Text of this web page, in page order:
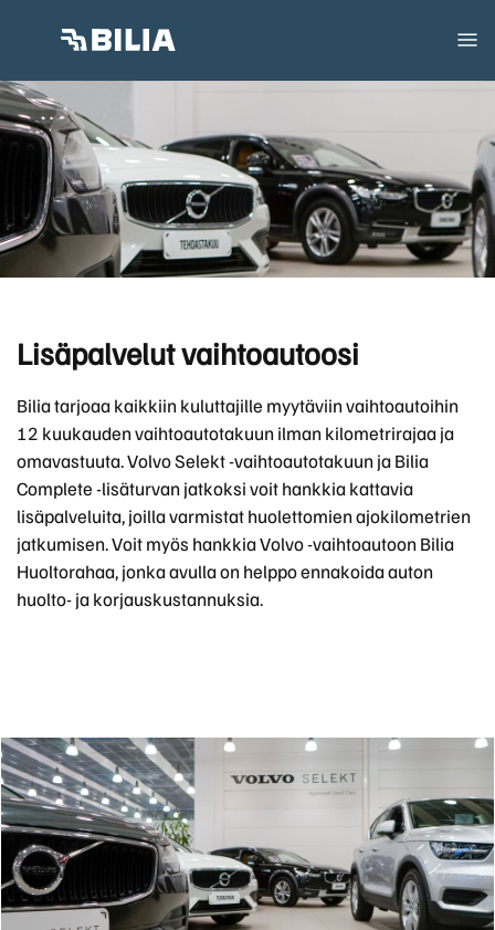
Lisäpalvelut vaihtoautoosi
Bilia tarjoaa kaikkiin kuluttajille myytäviin vaihtoautoihin
12 kuukauden vaihtoautotakuun ilman kilometrirajaa ja
omavastuuta. Volvo Selekt -vaihtoautotakuun ja Bilia
Complete -lisäturvan jatkoksi voit hankkia kattavia
lisäpalveluita, joilla varmistat huolettomien ajokilometrien
jatkumisen. Voit myös hankkia Volvo -vaihtoautoon Bilia
Huoltorahaa, jonka avulla on helppo ennakoida auton
huolto- ja korjauskustannuksia.